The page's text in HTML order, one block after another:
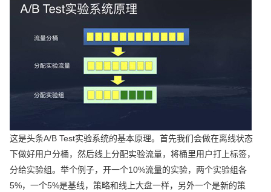
这是头条A/B Test实验系统的基本原理。首先我们会做在离线状态
下做好用户分桶，然后线上分配实验流量，将桶里用户打上标签，
分给实验组。举个例子，开一个10%流量的实验，两个实验组各
5%，一个5%是基线，策略和线上大盘一样，另外一个是新的策